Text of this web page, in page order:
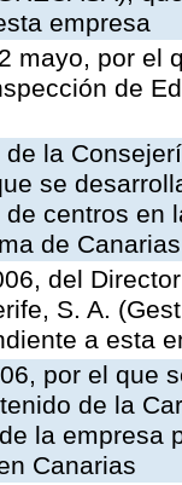
empresa
mayo, por el
de
la
se
centros en
de Canarias
del
S. A.
a esta
por el que
de la
la empresa
Canarias